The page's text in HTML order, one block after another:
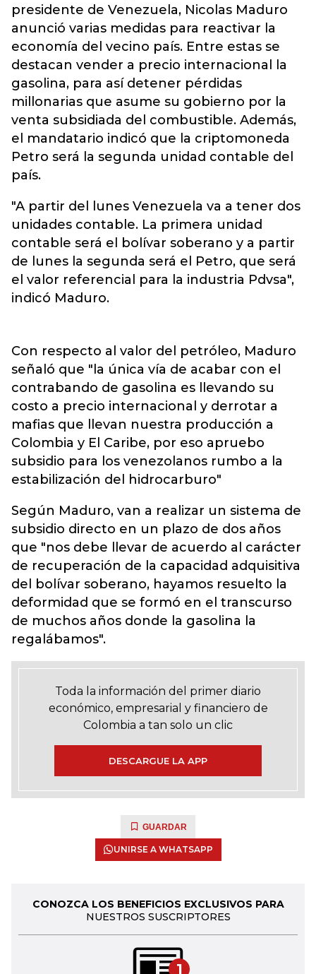
presidente de Venezuela, Nicolas Maduro
anunció varias medidas para reactivar la
economía del vecino país. Entre estas se
destacan vender a precio internacional la
gasolina, para así detener pérdidas
millonarias que asume su gobierno por la
venta subsidiada del combustible. Además,
el mandatario indicó que la criptomoneda
Petro será la segunda unidad contable del
país.
"A partir del lunes Venezuela va a tener dos
unidades contable. La primera unidad
contable será el bolívar soberano y a partir
de lunes la segunda será el Petro, que será
el valor referencial para la industria Pdvsa",
indicó Maduro.
Con respecto al valor del petróleo, Maduro
señaló que "la única vía de acabar con el
contrabando de gasolina es llevando su
costo a precio internacional y derrotar a
mafias que llevan nuestra producción a
Colombia y El Caribe, por eso apruebo
subsidio para los venezolanos rumbo a la
estabilización del hidrocarburo"
Según Maduro, van a realizar un sistema de
subsidio directo en un plazo de dos años
que "nos debe llevar de acuerdo al carácter
de recuperación de la capacidad adquisitiva
del bolívar soberano, hayamos resuelto la
deformidad que se formó en el transcurso
de muchos años donde la gasolina la
regalábamos".
Toda la información del primer diario
económico, empresarial y financiero de
Colombia a tan solo un clic
DESCARGUE LA APP
GUARDAR
UNIRSE A WHATSAPP
CONOZCA LOS BENEFICIOS EXCLUSIVOS PARA
NUESTROS SUSCRIPTORES
1